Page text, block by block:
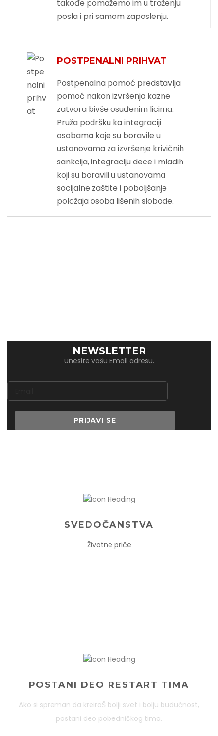
takođe pomažemo im u traženju
posla i pri samom zaposlenju.
POSTPENALNI PRIHVAT
Postpenalna pomoć predstavlja
pomoć nakon izvršenja kazne
zatvora bivše osuđenim licima.
Pruža podršku ka integraciji
osobama koje su boravile u
ustanovama za izvršenje krivičnih
sankcija, integraciju dece i mladih
koji su boravili u ustanovama
socijalne zaštite i poboljšanje
položaja osoba lišenih slobode.
NEWSLETTER
Unesite vašu Email adresu.
SVEDOČANSTVA
Životne priče
POSTANI DEO RESTART TIMA
Ako si spreman da kreiraŠ bolji svet i bolju budućnost,
postani deo pobedničkog tima.